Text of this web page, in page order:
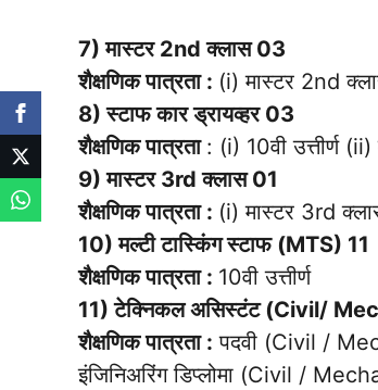
7) मास्टर 2nd क्लास 03
शैक्षणिक पात्रता : (i) मास्टर 2nd
8) स्टाफ कार ड्रायव्हर 03
शैक्षणिक पात्रता : (i) 10वी उत्तीर्ण
9) मास्टर 3rd क्लास 01
शैक्षणिक पात्रता : (i) मास्टर 3rd
10) मल्टी टास्किंग स्टाफ (MTS) 11
शैक्षणिक पात्रता : 10वी उत्तीर्ण
11) टेक्निकल असिस्टंट (Civil/
शैक्षणिक पात्रता : पदवी (Civil /
इंजिनिअरिंग डिप्लोमा (Civil /